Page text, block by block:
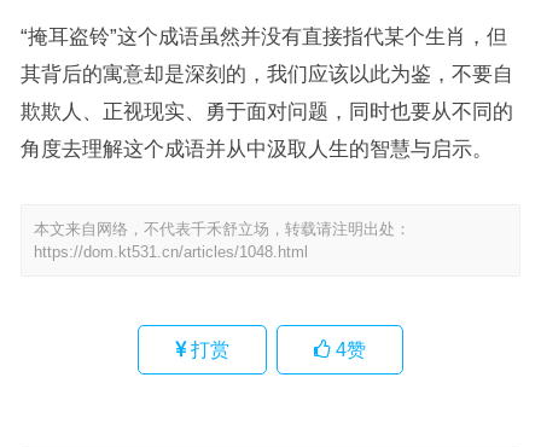
“掩耳盗铃”这个成语虽然并没有直接指代某个生肖，但
其背后的寓意却是深刻的，我们应该以此为鉴，不要自
欺欺人、正视现实、勇于面对问题，同时也要从不同的
角度去理解这个成语并从中汲取人生的智慧与启示。
本文来自网络，不代表千禾舒立场，转载请注明出处：
https://dom.kt531.cn/articles/1048.html
打赏 4赞